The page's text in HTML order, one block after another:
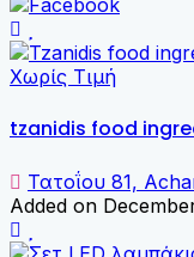
Χωρίς Τιμή
tzanidis food
Τατοΐου 81,
Added on